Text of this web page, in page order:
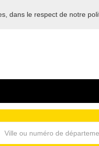
de la location en
dans le respect de notre